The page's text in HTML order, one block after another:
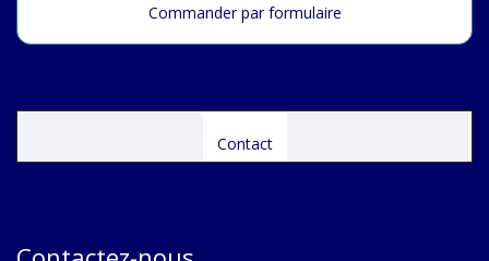
Commander par formulaire
Contact